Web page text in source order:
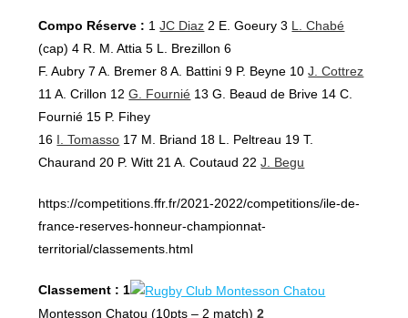
Compo Réserve : 1JC Diaz 2 E. Goeury 3 L. Chabé
(cap) 4 R. M. Attia 5 L. Brezillon 6
F. Aubry 7 A. Bremer 8 A. Battini 9 P. Beyne 10J. Cottrez
11 A. Crillon 12G. Fournié 13 G. Beaud de Brive 14 C.
Fournié 15 P. Fihey
16 I. Tomasso 17 M. Briand 18 L. Peltreau 19 T.
Chaurand 20 P. Witt 21 A. Coutaud 22J. Begu
https://competitions.ffr.fr/2021-2022/competitions/ile-de-
france-reserves-honneur-championnat-
territorial/classements.html
Classement : 1
Montesson Chatou (10pts – 2 match) 2